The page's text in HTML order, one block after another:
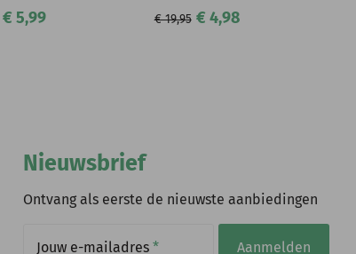
€ 5,99 € 19,95 € 4,98
Nieuwsbrief
Ontvang als eerste de nieuwste aanbiedingen
Jouw e-mailadres * Aanmelden